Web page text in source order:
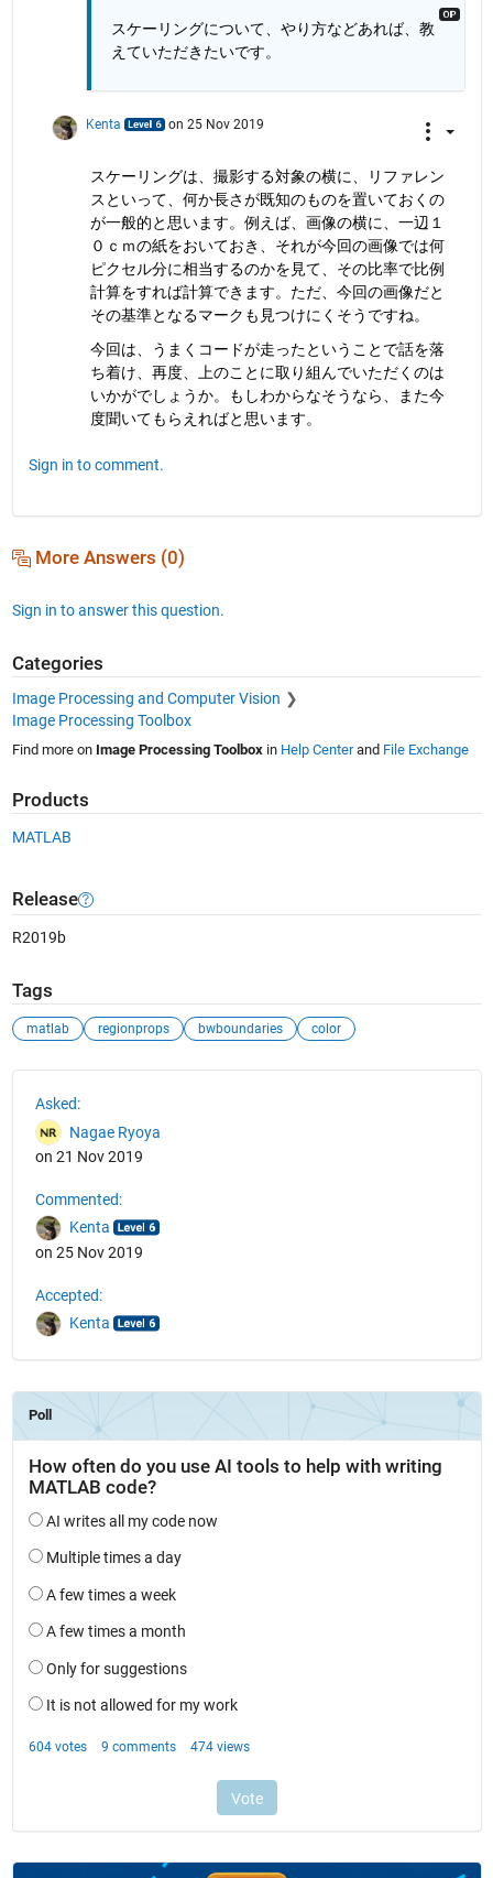
スケーリングについて、やり方などあれば、教
えていただきたいです。
Kenta on 25 Nov 2019
スケーリングは、撮影する対象の横に、リファレン
スといって、何か長さが既知のものを置いておくの
が一般的と思います。例えば、画像の横に、一辺１
０ｃｍの紙をおいておき、それが今回の画像では何
ピクセル分に相当するのかを見て、その比率で比例
計算をすれば計算できます。ただ、今回の画像だと
その基準となるマークも見つけにくそうですね。
今回は、うまくコードが走ったということで話を落
ち着け、再度、上のことに取り組んでいただくのは
いかがでしょうか。もしわからなそうなら、また今
度聞いてもらえればと思います。
Sign in to comment.
More Answers (0)
Sign in to answer this question.
Categories
Image Processing and Computer Vision
Image Processing Toolbox
Find more on Image Processing Toolboxin Help Centerand File Exchange
Products
MATLAB
Release
R2019b
Tags
matlab regionprops bwboundaries color
Asked:
Nagae Ryoya
on 21 Nov 2019
Commented:
Kenta
on 25 Nov 2019
Accepted:
Kenta